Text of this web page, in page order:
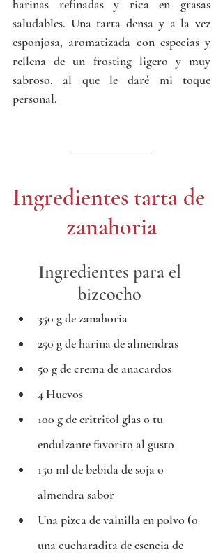
harinas refinadas y rica en grasas
saludables. Una tarta densa y a la vez
esponjosa, aromatizada con especias y
rellena de un frosting ligero y muy
sabroso, al que le daré mi toque
personal.
Ingredientes tarta de
zanahoria
Ingredientes para el
bizcocho
350 g de zanahoria
250 g de harina de almendras
50 g de crema de anacardos
4 Huevos
100 g de eritritol glas o tu
endulzante favorito al gusto
150 ml de bebida de soja o
almendra sabor
Una pizca de vainilla en polvo (o
una cucharadita de esencia de